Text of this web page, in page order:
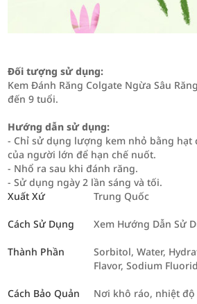
Đối tượng sử dụng:
Kem Đánh Răng Colgate Ngừa Sâu
đến 9 tuổi.
Hướng dẫn sử dụng:
- Chỉ sử dụng lượng kem nhỏ bằng
của người lớn để hạn chế nuốt.
- Nhổ ra sau khi đánh răng.
- Sử dụng ngày 2 lần sáng và tối.
Xuất Xứ
Trung Quốc
Cách Sử Dụng Xem Hướng Dẫn Sử
Thành Phần
Sorbitol, Water,
Flavor, Sodium
Cách Bảo Quản Nơi khô ráo, nhiệt